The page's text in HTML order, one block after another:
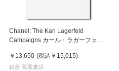
Chanel: The Karl Lagerfeld
Campaigns カール・ラガーフェル
￥13,650 (税込 ￥15,015)
銀座 蔦屋書店